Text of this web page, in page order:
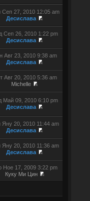
Сеп 27, 2010 12:05 am
Десислава
Сеп 26, 2010 1:22 pm
Десислава
Авг 23, 2010 9:38 am
Десислава
Авг 20, 2010 5:36 am
Michelle
Май 09, 2010 6:10 pm
Десислава
Яну 20, 2010 11:44 am
Десислава
Яну 20, 2010 11:36 am
Десислава
Ное 17, 2009 3:22 pm
Куку Ми Цин